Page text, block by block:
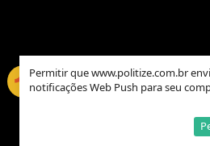
Permitir que www.politize.com.br
notificações Web Push para seu
Global